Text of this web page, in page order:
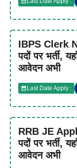
IBPS Clerk
पदों पर भर्ती,
आवेदन अभी
Last Date Apply :
RRB JE
पदों पर भर्ती,
आवेदन अभी